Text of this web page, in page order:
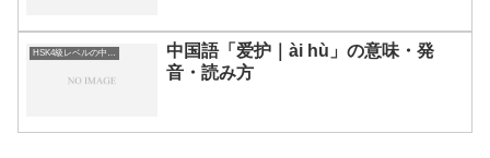
中国語「爱护｜ài hù」の意味・発
音・読み方